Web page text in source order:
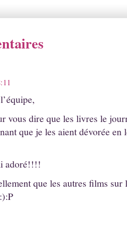
vous dire que les livres le
que je les aient dévorée en
adoré!!!!
que les autres films